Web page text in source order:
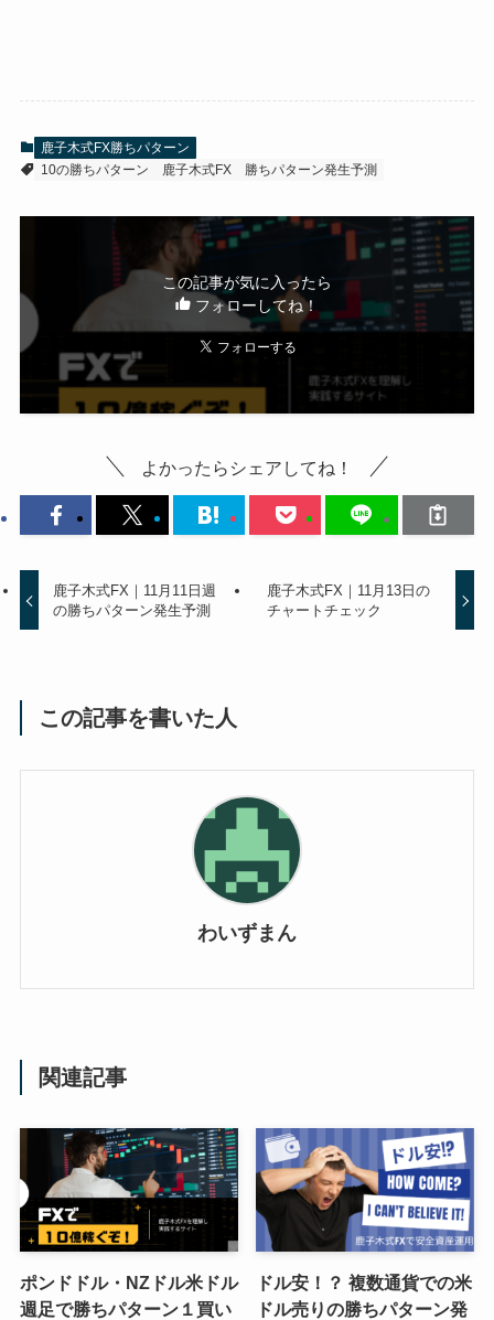
鹿子木式FX勝ちパターン
10の勝ちパターン
鹿子木式FX 勝ちパターン発生予測
この記事が気に入ったら
フォローしてね！
よかったらシェアしてね！
鹿子木式FX｜11月11日週
の勝ちパターン発生予測
鹿子木式FX｜11月13日の
チャートチェック
この記事を書いた人
わいずまん
関連記事
ポンドドル・NZドル米ドル
週足で勝ちパターン１買い
ドル安！？ 複数通貨での米
ドル売りの勝ちパターン発